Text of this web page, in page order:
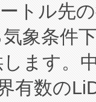
担を大
大する
設計・
、エンタ
日本にあ
テム（
載プラ
トル先
象条件
ます。
有数の